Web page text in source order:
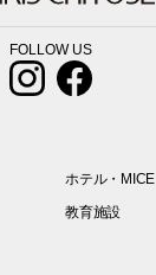
FOLLOW US
ホテル・MICE
教育施設